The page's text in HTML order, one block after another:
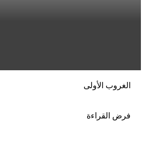
الغروب الأولى
فرض القراءة